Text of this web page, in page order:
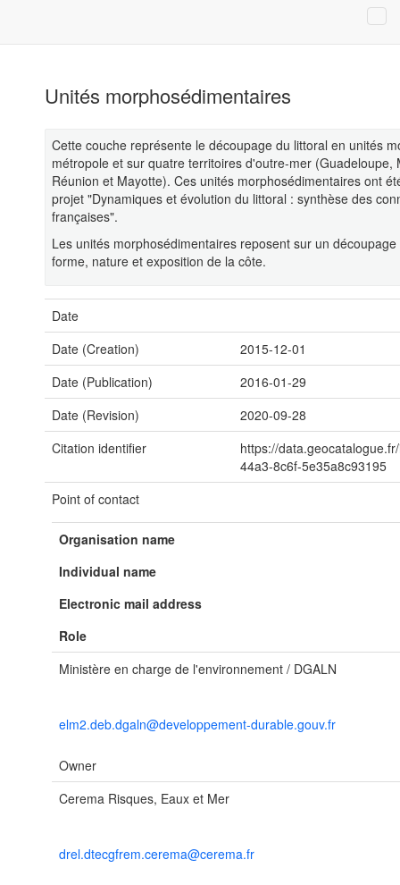
Unités morphosédimentaires
Cette couche représente le découpage du littoral en unités
métropole et sur quatre territoires d'outre-mer (Guadeloupe,
Réunion et Mayotte). Ces unités morphosédimentaires ont
projet "Dynamiques et évolution du littoral : synthèse des
françaises".
Les unités morphosédimentaires reposent sur un
forme, nature et exposition de la côte.
Date
Date (Creation)
2015-12-01
Date (Publication)
2016-01-29
Date (Revision)
2020-09-28
Citation identifier
https://
44a3-8c6f-5e35a8c93195
Point of contact
Organisation name
Individual name
Electronic mail address
Role
Ministère en charge de l'environnement / DGALN
elm2.deb.dgaln@developpement-durable.gouv.fr
Owner
Cerema Risques, Eaux et Mer
drel.dtecgfrem.cerema@cerema.fr